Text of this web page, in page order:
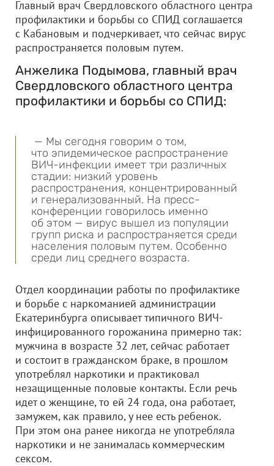
Главный врач Свердловского областного центра
профилактики и борьбы со СПИД соглашается
с Кабановым и подчеркивает, что сейчас вирус
распространяется половым путем.
Анжелика Подымова, главный врач
Свердловского областного центра
профилактики и борьбы со СПИД:
— Мы сегодня говорим о том,
что эпидемическое распространение
ВИЧ-инфекции имеет три различных
стадии: низкий уровень
распространения, концентрированный
и генерализованный. На пресс-
конференции говорилось именно
об этом — вирус вышел из популяции
групп риска и распространяется среди
населения половым путем. Особенно
среди лиц среднего возраста.
Отдел координации работы по профилактике
и борьбе с наркоманией администрации
Екатеринбурга описывает типичного ВИЧ-
инфицированного горожанина примерно так:
мужчина в возрасте 32 лет, сейчас работает
и состоит в гражданском браке, в прошлом
употреблял наркотики и практиковал
незащищенные половые контакты. Если речь
идет о женщине, то ей 24 года, она работает,
замужем, как правило, у нее есть ребенок.
При этом она ранее никогда не употребляла
наркотики и не занималась коммерческим
сексом.